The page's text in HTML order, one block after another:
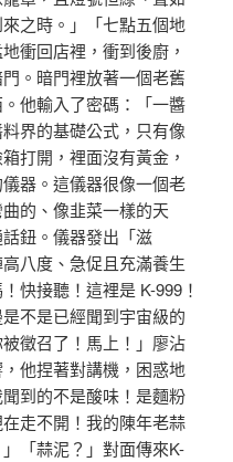
之時。」「七點五個地
衝回店裡，衝到後廚，
。暗門裡放著一個老舊
他輸入了密碼：「一醬
界的基礎公式，只有像
打開，裡面沒有黃金，
器。這儀器很像一個老
的、像韭菜一樣的天
鈕。儀器發出「滋
八度、急促且充滿養生
快接聽！這裡是 K-999！
不是已經聞到宇宙級的
徵召了！馬上！」廖沾
他捏著對講機，困惑地
到的不是酸味！是麵粉
走不開！我的陳年老蒜
「蒜泥？」對面傳來K-